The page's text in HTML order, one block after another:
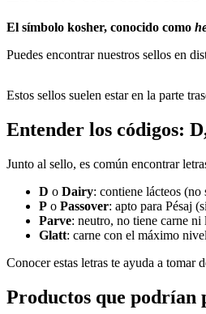
El símbolo kosher, conocido como
Puedes encontrar nuestros sellos en
Estos sellos suelen estar en la parte
Entender los códigos:
Junto al sello, es común encontrar
D o Dairy: contiene lácteos (no
P o Passover: apto para Pésaj
Parve: neutro, no tiene carne ni
Glatt: carne con el máximo
Conocer estas letras te ayuda a tomar
Productos que